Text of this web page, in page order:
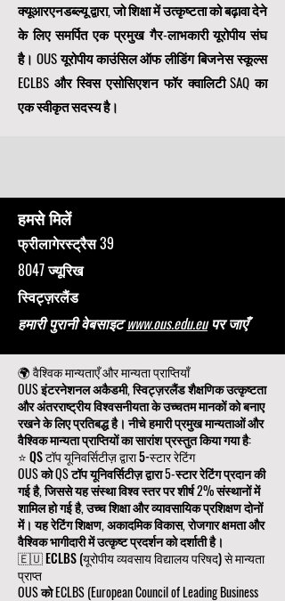
क्यूआरएनडब्ल्यू द्वारा, जो शिक्षा में उत्कृष्टता को बढ़ावा देने
के लिए समर्पित एकप्रमुख गैर-लाभकारी यूरोपीय संघ
है। OUSयूरोपीय काउंसिल ऑफ लीडिंग बिजनेस स्कूल्स
ECLBS और स्विस एसोसिएशन फॉर क्वालिटी SAQ का
एक स्वीकृत सदस्य है।
हमसे मिलें
फ्रीलागेरस्ट्रैस 39
8047 ज्यूरिख
स्विट्ज़रलैंड
हमारी पुरानी वेबसाइटwww.ous.edu.euपर जाएँ
🌍 वैश्विक मान्यताएँ और मान्यता प्राप्तियाँ
OUS इंटरनेशनल अकैडमी, स्विट्ज़रलैंड शैक्षणिक उत्कृष्टता
और अंतरराष्ट्रीय विश्वसनीयता के उच्चतम मानकों को बनाए
रखने के लिए प्रतिबद्ध है। नीचे हमारी प्रमुख मान्यताओं और
वैश्विक मान्यता प्राप्तियों का सारांश प्रस्तुत किया गया है:
⭐ QS टॉप यूनिवर्सिटीज़ द्वारा 5-स्टार रेटिंग
OUS को QS टॉप यूनिवर्सिटीज़ द्वारा 5-स्टार रेटिंग प्रदान की
गई है, जिससे यह संस्था विश्व स्तर पर शीर्ष 2% संस्थानों में
शामिल हो गई है, उच्च शिक्षा और व्यावसायिक प्रशिक्षण दोनों
में। यह रेटिंग शिक्षण, अकादमिक विकास, रोजगार क्षमता और
वैश्विक भागीदारी में उत्कृष्ट प्रदर्शन को दर्शाती है।
🇪🇺 ECLBS (यूरोपीय व्यवसाय विद्यालय परिषद) से मान्यता
प्राप्त
OUS को ECLBS (European Council of Leading Business